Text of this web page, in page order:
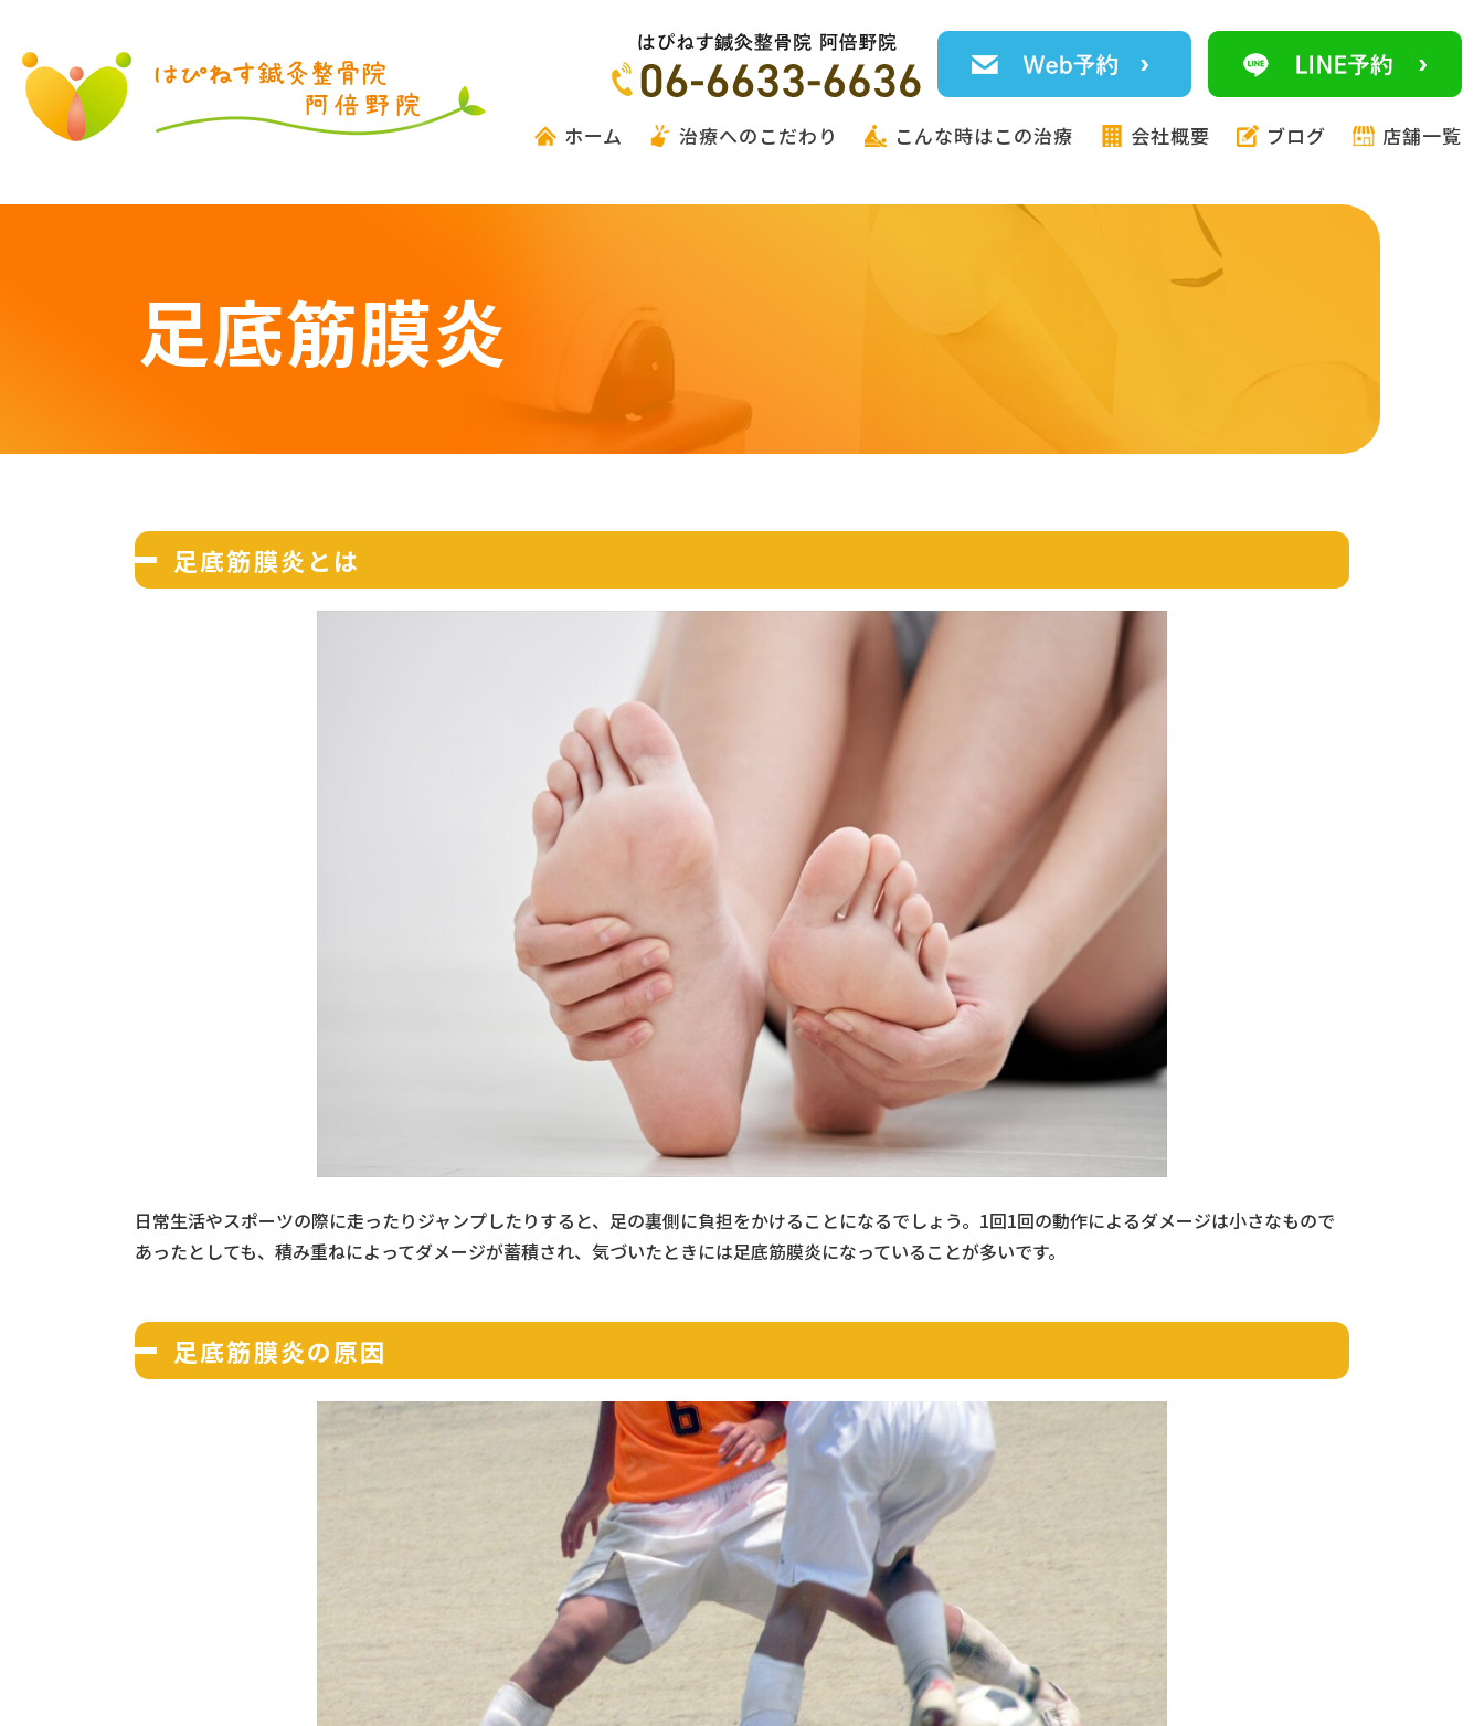
ホーム 治療へのこだわり こんな時はこの治療 会社概要 ブログ 店舗一覧
足底筋膜炎
足底筋膜炎とは
日常生活やスポーツの際に走ったりジャンプしたりすると、足の裏側に負担をかけることになるでしょう。1回1回の動作によるダメージは小さなもので
あったとしても、積み重ねによってダメージが蓄積され、気づいたときには足底筋膜炎になっていることが多いです。
足底筋膜炎の原因
LINE登録はこちら